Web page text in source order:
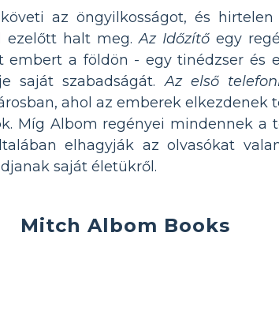
az öngyilkosságot, és
ezelőtt halt meg.Az Időzítő egy
embert a földön - egy tinédzser és
saját szabadságát.Az első
ahol az emberek elkezdenek
Míg Albom regényei mindennek a
elhagyják az olvasókat
saját életükről.
Mitch Albom Books